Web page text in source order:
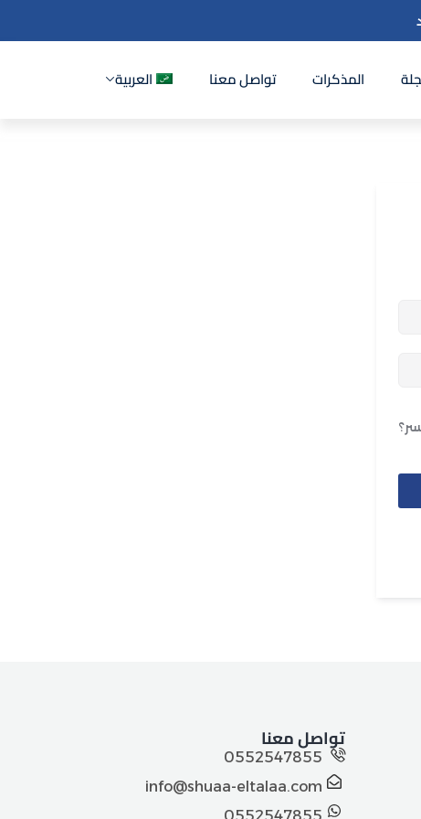
المذكرات تواصل معنا العربية
تواصل معنا
0552547855
info@shuaa-eltalaa.com